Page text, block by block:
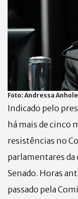
Foto: Andressa
Indicado pelo
há mais de cinco
resistências no
parlamentares da
Senado. Horas
passado pela